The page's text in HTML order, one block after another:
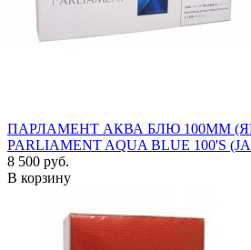
ПАРЛАМЕНТ АКВА БЛЮ 100ММ
PARLIAMENT AQUA BLUE 100'S
8 500 руб.
В корзину